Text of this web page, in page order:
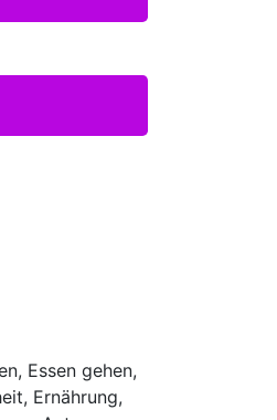
Essen gehen,
Ernährung,